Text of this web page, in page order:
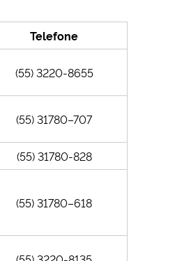
Telefone
(55) 3220-8655
(55) 31780–707
(55) 31780-828
(55)31780–618